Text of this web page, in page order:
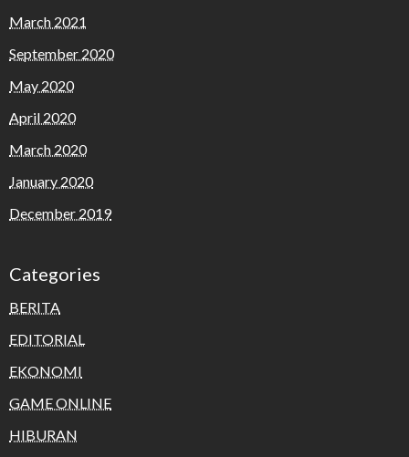
March 2021
September 2020
May 2020
April 2020
March 2020
January 2020
December 2019
Categories
BERITA
EDITORIAL
EKONOMI
GAME ONLINE
HIBURAN